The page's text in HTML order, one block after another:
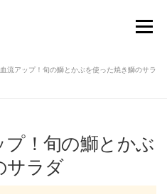
メニュー
い話 Q&A
ージ
流アップ！旬の鰤とかぶを使った焼き鰤のサラ
！旬の鰤とかぶ
サラダ